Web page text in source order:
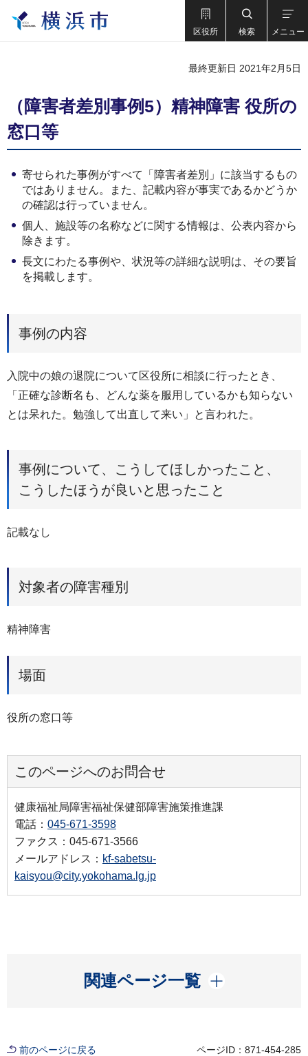
区役所 検索 メニュー
最終更新日 2021年2月5日
（障害者差別事例5）精神障害 役所の
窓口等
寄せられた事例がすべて「障害者差別」に該当するもの
ではありません。また、記載内容が事実であるかどうか
の確認は行っていません。
個人、施設等の名称などに関する情報は、公表内容から
除きます。
長文にわたる事例や、状況等の詳細な説明は、その要旨
を掲載します。
事例の内容
入院中の娘の退院について区役所に相談に行ったとき、
「正確な診断名も、どんな薬を服用しているかも知らない
とは呆れた。勉強して出直して来い」と言われた。
事例について、こうしてほしかったこと、
こうしたほうが良いと思ったこと
記載なし
対象者の障害種別
精神障害
場面
役所の窓口等
このページへのお問合せ
健康福祉局障害福祉保健部障害施策推進課
電話： 045-671-3598
ファクス：045-671-3566
メールアドレス： kf-sabetsu-
kaisyou@city.yokohama.lg.jp
関連ページ一覧
開く
前のページに戻る ページID：871-454-285